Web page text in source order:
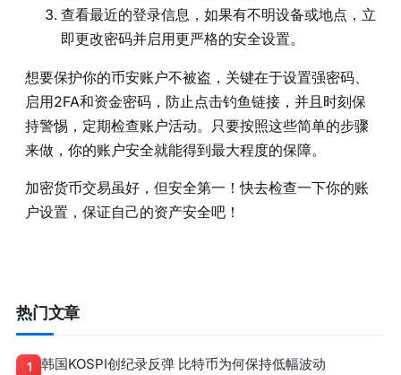
查看最近的登录信息，如果有不明设备或地点，立
即更改密码并启用更严格的安全设置。
想要保护你的币安账户不被盗，关键在于设置强密码、
启用2FA和资金密码，防止点击钓鱼链接，并且时刻保
持警惕，定期检查账户活动。只要按照这些简单的步骤
来做，你的账户安全就能得到最大程度的保障。
加密货币交易虽好，但安全第一！快去检查一下你的账
户设置，保证自己的资产安全吧！
热门文章
1 韩国KOSPI创纪录反弹 比特币为何保持低幅波动